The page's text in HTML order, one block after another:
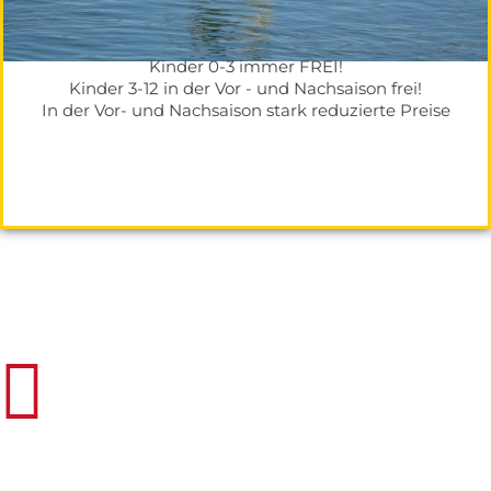
Kinder 0-3 immer FREI!
Kinder 3-12 in der Vor - und Nachsaison frei!
In der Vor- und Nachsaison stark reduzierte Preise